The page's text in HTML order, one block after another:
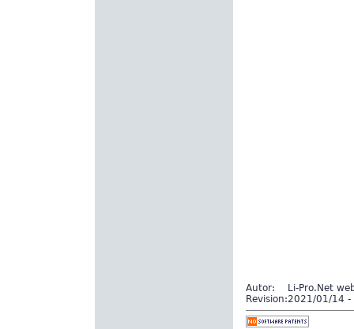
Autor:
Li-Pro.Net
Revision: 2021/01/14 -